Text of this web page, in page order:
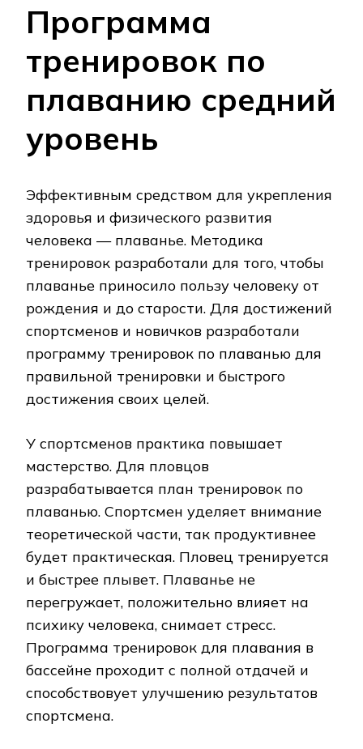
Программа
тренировок по
плаванию средний
уровень
Эффективным средством для укрепления
здоровья и физического развития
человека — плаванье. Методика
тренировок разработали для того, чтобы
плаванье приносило пользу человеку от
рождения и до старости. Для достижений
спортсменов и новичков разработали
программу тренировок по плаванью для
правильной тренировки и быстрого
достижения своих целей.
У спортсменов практика повышает
мастерство. Для пловцов
разрабатывается план тренировок по
плаванью. Спортсмен уделяет внимание
теоретической части, так продуктивнее
будет практическая. Пловец тренируется
и быстрее плывет. Плаванье не
перегружает, положительно влияет на
психику человека, снимает стресс.
Программа тренировок для плавания в
бассейне проходит с полной отдачей и
способствовует улучшению результатов
спортсмена.